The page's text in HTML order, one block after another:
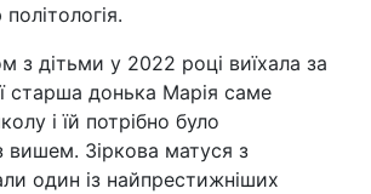
з дітьми у 2022 році виїхала за
старша донька Марія саме
і їй потрібно було
вишем. Зіркова матуся з
один із найпрестижніших